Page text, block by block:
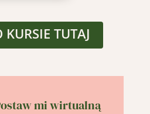
KURSIE TUTAJ
mi wirtualną